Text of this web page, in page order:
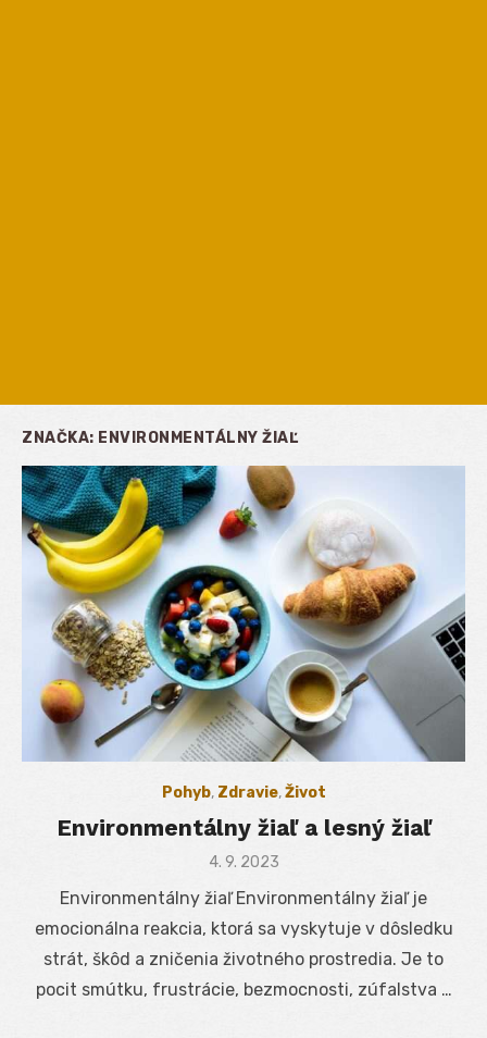
ZNAČKA: ENVIRONMENTÁLNY ŽIAĽ
Pohyb, Zdravie,Život
Environmentálny žiaľ a lesný žiaľ
Posted
4. 9. 2023
Environmentálny žiaľ Environmentálny žiaľ je
emocionálna reakcia, ktorá sa vyskytuje v dôsledku
strát, škôd a zničenia životného prostredia. Je to
pocit smútku, frustrácie, bezmocnosti, zúfalstva …